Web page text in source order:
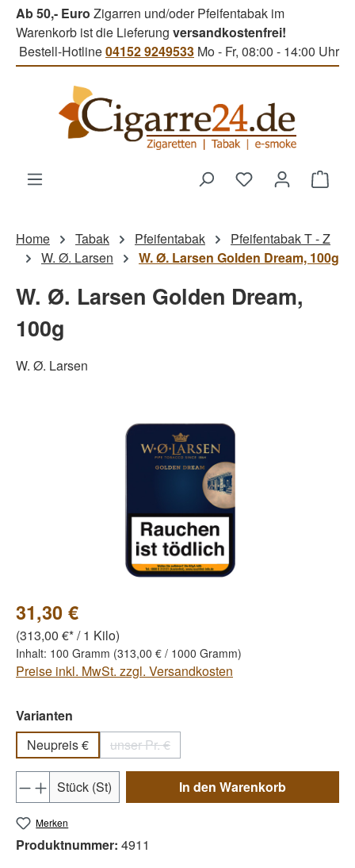
Zum Hauptinhalt springen
Ab 50,- Euro Zigarren und/oder Pfeifentabak im
Warenkorb ist die Lieferung versandkostenfrei!
Bestell-Hotline04152 9249533 Mo - Fr, 08:00 - 14:00 Uhr
Du hast 0
Home Tabak Pfeifentabak
Pfeifentabak T - Z
W. Ø. Larsen
W. Ø. Larsen Golden Dream, 100g
W. Ø. Larsen Golden Dream,
100g
W. Ø. Larsen
31,30 €
(313,00 €* / 1 Kilo)
Inhalt: 100 Gramm (313,00 € / 1000 Gramm)
Preise inkl. MwSt. zzgl. Versandkosten
Varianten
Neupreis €
unser Pr. €
(Diese Option ist zurzeit nicht verfügbar.)
Produkt Anzahl: Gib den gewünschten
Stück (St) In den Warenkorb
Merken
Produktnummer: 4911